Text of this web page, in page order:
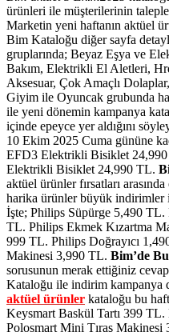
ürünleri ile müşterilerinin
Marketin yeni haftanın aktüel
Bim Kataloğu diğer sayfa
gruplarında; Beyaz Eşya ve
Bakım, Elektrikli El Aletleri,
Aksesuar, Çok Amaçlı
Giyim ile Oyuncak grubunda
ile yeni dönemin kampanya
içinde epeyce yer aldığını
10 Ekim 2025 Cuma gününe
EFD3 Elektrikli Bisiklet
Elektrikli Bisiklet 24,990 TL.
aktüel ürünler fırsatları
harika ürünler büyük indirimler
İşte; Philips Süpürge 5,490
TL. Philips Ekmek Kızartma
999 TL. Philips Doğrayıcı
Makinesi 3,990 TL. Bim’de
sorusunun merak ettiğiniz
Kataloğu ile indirim kampanya
aktüel ürünler kataloğu bu
Keysmart Baskül Tartı 399
Polosmart Mini Tıraş